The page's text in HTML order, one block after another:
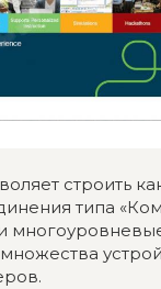
строить
типа